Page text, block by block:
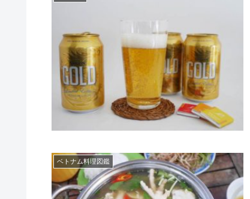
ベトナム料理図鑑